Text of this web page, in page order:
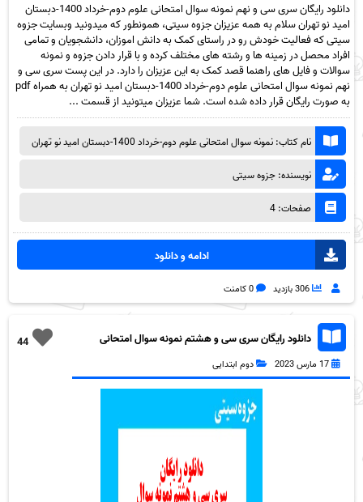
دانلود رایگان سری سی و نهم نمونه سوال امتحانی علوم دوم-خرداد 1400-دبستان
امید نو تهران سلام به همه عزیزان جزوه سیتی، همونطور که میدونید وبسایت جزوه
سیتی که فعالیت خودش رو در راستای کمک به دانش اموزان، دانشجویان و تمامی
افراد محصل در زمینه ها و رشته های مختلف کرده و با قرار دادن جزوه و نمونه
سوالات و فایل های راهنما قصد کمک به این عزیزان را دارد. در این پست سری سی و
نهم نمونه سوال امتحانی علوم دوم-خرداد 1400-دبستان امید نو تهران به همراه pdf
به صورت رایگان قرار داده شده است. شما عزیزان میتونید از قسمت ...
نام کتاب: نمونه سوال امتحانی علوم دوم-خرداد 1400-دبستان امید نو تهران
نویسنده: جزوه سیتی
صفحات: 4
ادامه و دانلود
306 بازدید 0 کامنت
44
دانلود رایگان سری سی و هشتم نمونه سوال امتحانی
همراه pdf 17 مارس 2023 دوم ابتدایی